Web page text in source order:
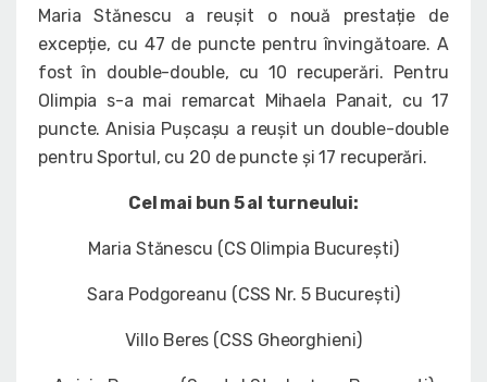
Maria Stănescu a reușit o nouă prestație de
excepție, cu 47 de puncte pentru învingătoare. A
fost în double-double, cu 10 recuperări. Pentru
Olimpia s-a mai remarcat Mihaela Panait, cu 17
puncte. Anisia Pușcașu a reușit un double-double
pentru Sportul, cu 20 de puncte și 17 recuperări.
Cel mai bun 5 al turneului:
Maria Stănescu (CS Olimpia București)
Sara Podgoreanu (CSS Nr. 5 București)
Villo Beres (CSS Gheorghieni)